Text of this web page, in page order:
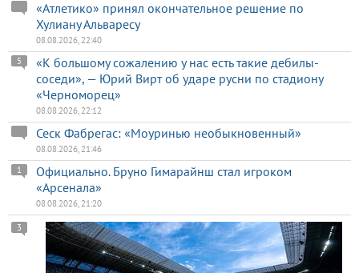
«Атлетико» принял окончательное решение по
Хулиану Альваресу
08.08.2026, 22:40
«К большому сожалению у нас есть такие дебилы-
соседи», — Юрий Вирт об ударе русни по стадиону
«Черноморец»
5
08.08.2026, 22:12
Сеск Фабрегас: «Моуринью необыкновенный»
08.08.2026, 21:46
Официально. Бруно Гимарайнш стал игроком
«Арсенала»
1
08.08.2026, 21:20
3